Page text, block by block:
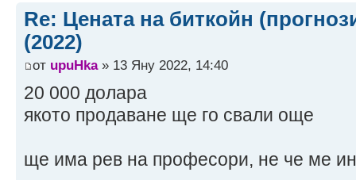
Re: Цената на биткойн
(2022)
от upuHka» 13 Яну 2022, 14:40
20 000 долара
якото продаване ще го свали още
ще има рев на професори, не че ме